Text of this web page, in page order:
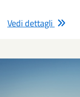
Vedi dettagli